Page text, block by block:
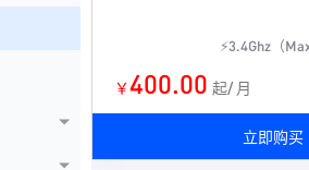
⚡3.4Ghz（Max
￥400.00 起/ 月
立即购买